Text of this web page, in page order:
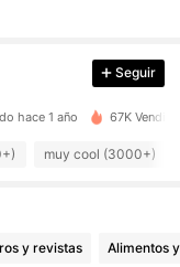
Seguir
hace 1 año 67K
muy cool (3000+)
y revistas Alimentos